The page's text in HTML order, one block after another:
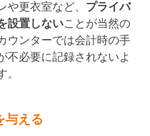
や更衣室など、 プライバ
設置しないことが当然の
ウンターでは会計時の手
不必要に記録されないよ
。
与える